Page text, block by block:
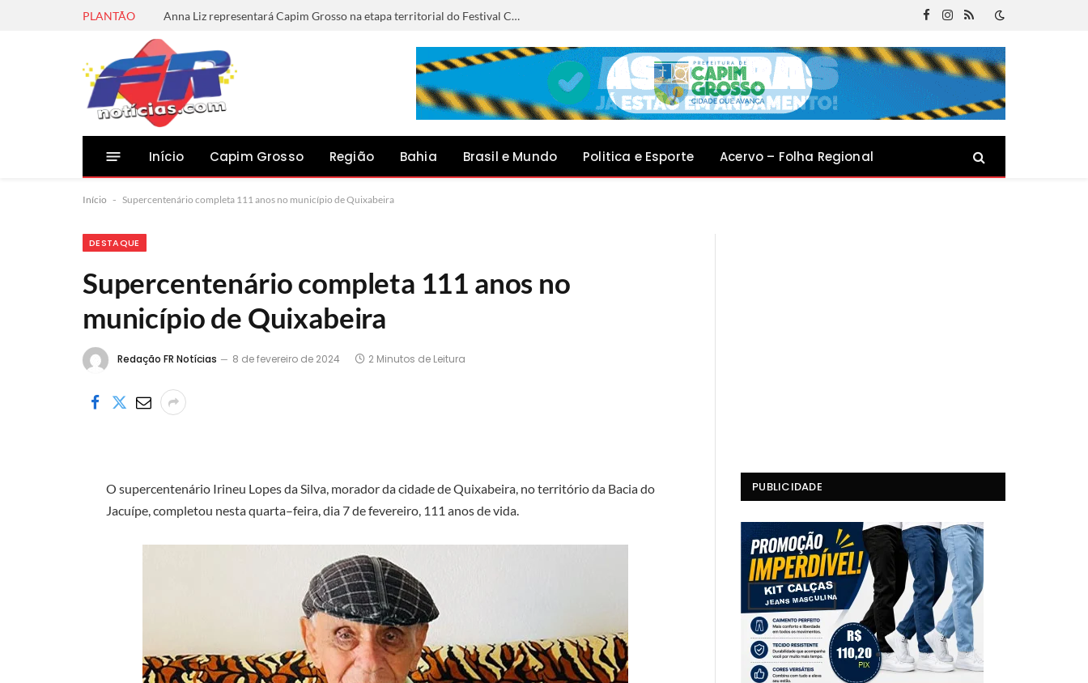
PLANTÃO Anna Liz representará Capim Grosso na etapa territorial do Festival Canto do Jacuípe, em Baixa Grande
Facebook
Instagram
RSS
Início Capim Grosso Região Bahia Brasil e Mundo Politica e Esporte Acervo – Folha Regional
Início - Supercentenário completa 111 anos no município de Quixabeira
DESTAQUE
Supercentenário completa 111 anos no
município de Quixabeira
Redação FR Notícias 8 de fevereiro de 2024 2 Minutos de Leitura
O supercentenário Irineu Lopes da Silva, morador da cidade de Quixabeira, no território da Bacia do
Jacuípe, completou nesta quarta–feira, dia 7 de fevereiro, 111 anos de vida.
PUBLICIDADE